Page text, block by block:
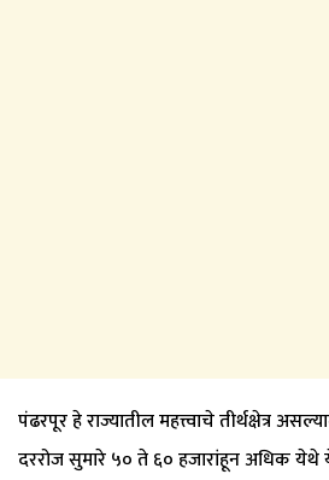
पंढरपूर हे राज्यातील महत्त्वाचे तीर्थक्षेत्र
दररोज सुमारे ५० ते ६० हजारांहून अधिक